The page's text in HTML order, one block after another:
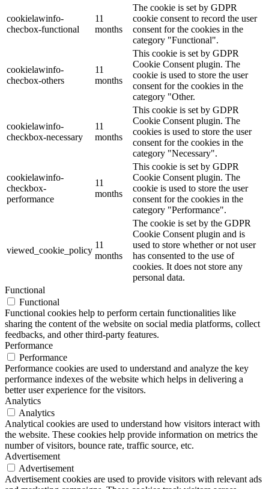
cookielawinfo-
checbox-functional
11
months
The cookie is set by GDPR
cookie consent to record the user
consent for the cookies in the
category "Functional".
cookielawinfo-
checbox-others
11
months
This cookie is set by GDPR
Cookie Consent plugin. The
cookie is used to store the user
consent for the cookies in the
category "Other.
cookielawinfo-
checkbox-necessary
11
months
This cookie is set by GDPR
Cookie Consent plugin. The
cookies is used to store the user
consent for the cookies in the
category "Necessary".
cookielawinfo-
checkbox-
performance
11
months
This cookie is set by GDPR
Cookie Consent plugin. The
cookie is used to store the user
consent for the cookies in the
category "Performance".
viewed_cookie_policy
11
months
The cookie is set by the GDPR
Cookie Consent plugin and is
used to store whether or not user
has consented to the use of
cookies. It does not store any
personal data.
Functional
Functional
Functional cookies help to perform certain functionalities like
sharing the content of the website on social media platforms, collect
feedbacks, and other third-party features.
Performance
Performance
Performance cookies are used to understand and analyze the key
performance indexes of the website which helps in delivering a
better user experience for the visitors.
Analytics
Analytics
Analytical cookies are used to understand how visitors interact with
the website. These cookies help provide information on metrics the
number of visitors, bounce rate, traffic source, etc.
Advertisement
Advertisement
Advertisement cookies are used to provide visitors with relevant ads